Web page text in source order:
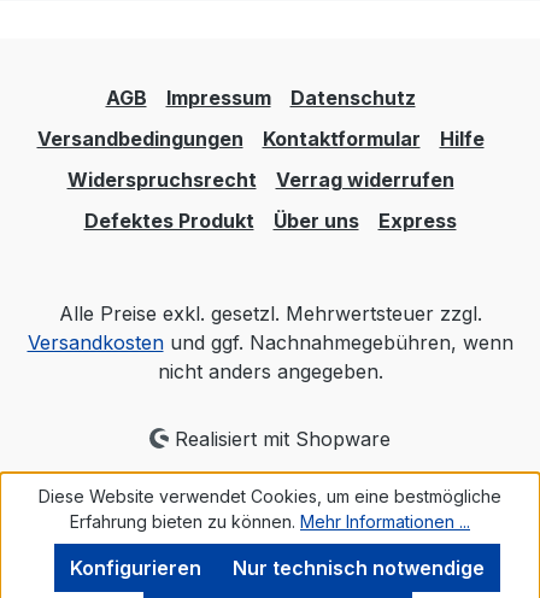
AGB Impressum
Datenschutz
Versandbedingungen
Kontaktformular
Hilfe
Widerspruchsrecht
Verrag widerrufen
Defektes Produkt
Über uns Express
Alle Preise exkl. gesetzl. Mehrwertsteuer zzgl.
Versandkostenund ggf. Nachnahmegebühren, wenn
nicht anders angegeben.
Realisiert mit Shopware
Diese Website verwendet Cookies, um eine bestmögliche
Erfahrung bieten zu können. Mehr Informationen ...
Nur technisch notwendige
Konfigurieren